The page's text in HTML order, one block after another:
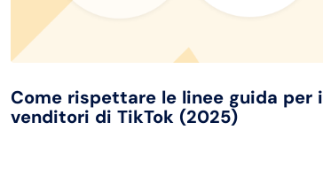
Come rispettare le linee guida per i
venditori di TikTok (2025)